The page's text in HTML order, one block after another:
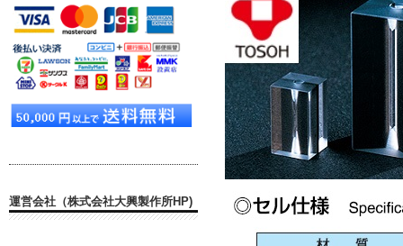
運営会社（株式会社大興製作所HP)